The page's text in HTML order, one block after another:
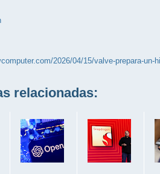
2026/04/15/valve-prepara-un-
relacionadas: